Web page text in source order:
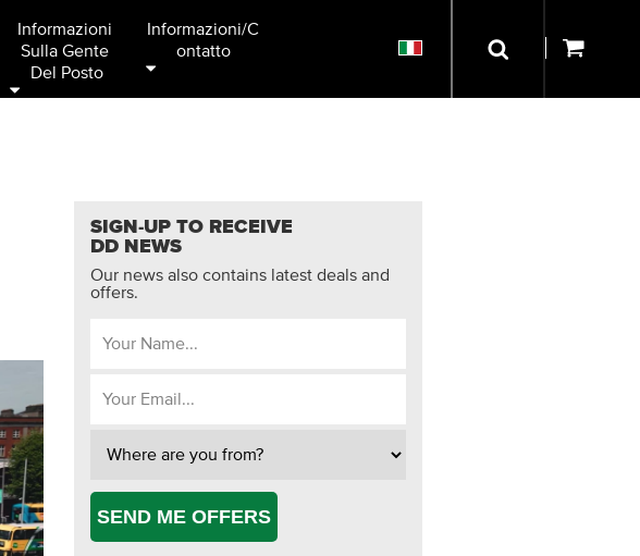
Informazioni
Sulla Gente
Del Posto
Informazioni/C
Ontatto
SIGN-UP TO RECEIVE
DD NEWS
Our news also contains latest deals and
offers.
SEND ME OFFERS